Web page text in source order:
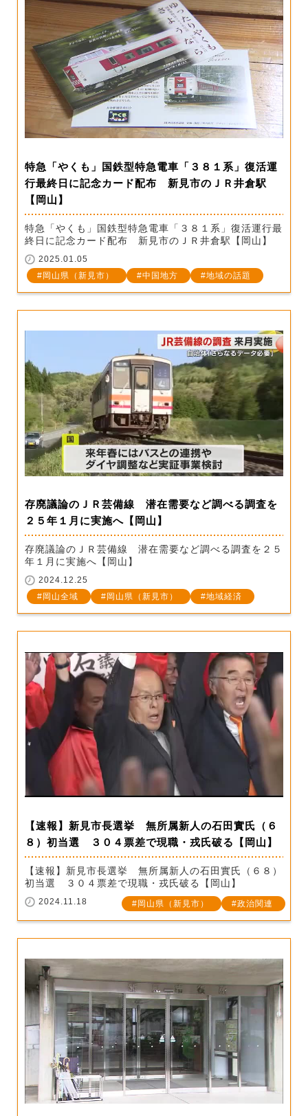
特急「やくも」国鉄型特急電車「３８１系」復活運
行最終日に記念カード配布 新見市のＪＲ井倉駅
【岡山】
特急「やくも」国鉄型特急電車「３８１系」復活運行最
終日に記念カード配布 新見市のＪＲ井倉駅【岡山】
2025.01.05
岡山県（新見市）
中国地方 地域の話題
存廃議論のＪＲ芸備線 潜在需要など調べる調査を
２５年１月に実施へ【岡山】
存廃議論のＪＲ芸備線 潜在需要など調べる調査を２５
年１月に実施へ【岡山】
2024.12.25
岡山全域
岡山県（新見市） 地域経済
【速報】新見市長選挙 無所属新人の石田實氏（６
８）初当選 ３０４票差で現職・戎氏破る【岡山】
【速報】新見市長選挙 無所属新人の石田實氏（６８）
初当選 ３０４票差で現職・戎氏破る【岡山】
2024.11.18 岡山県（新見市） 政治関連